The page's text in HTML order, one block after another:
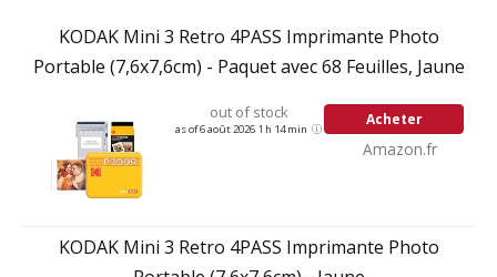
KODAK Mini 3 Retro 4PASS Imprimante Photo
Portable (7,6x7,6cm) - Paquet avec 68 Feuilles, Jaune
out of stock
as of 6 août 2026 1 h 14 min
Acheter
Amazon.fr
KODAK Mini 3 Retro 4PASS Imprimante Photo